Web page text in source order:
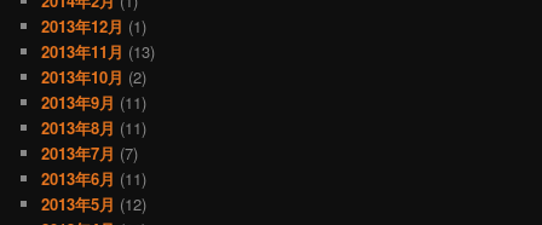
2013年12月 (1)
2013年11月 (13)
2013年10月 (2)
2013年9月 (11)
2013年8月 (11)
2013年7月 (7)
2013年6月 (11)
2013年5月 (12)